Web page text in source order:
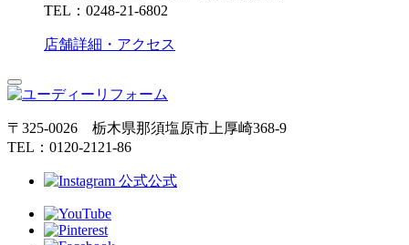
TEL：0248-21-6802
店舗詳細・アクセス
〒325-0026 栃木県那須塩原市上厚崎368-9
TEL：0120-2121-86
公式